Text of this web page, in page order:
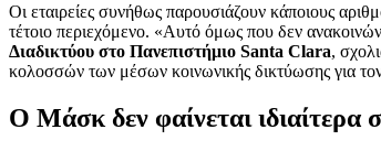
Οι εταιρείες συνήθως παρουσιάζουν κάποιους
τέτοιο περιεχόμενο. «Αυτό όμως που δεν
Διαδικτύου στο Πανεπιστήμιο Santa Clara,
κολοσσών των μέσων κοινωνικής δικτύωσης για
Ο Μάσκ δεν φαίνεται ιδιαίτερα